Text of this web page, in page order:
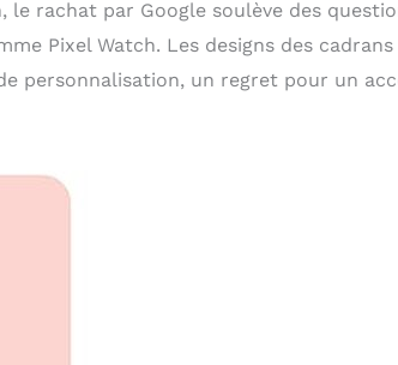
rachat par Google soulève des
Pixel Watch. Les designs des cadrans
personnalisation, un regret pour un